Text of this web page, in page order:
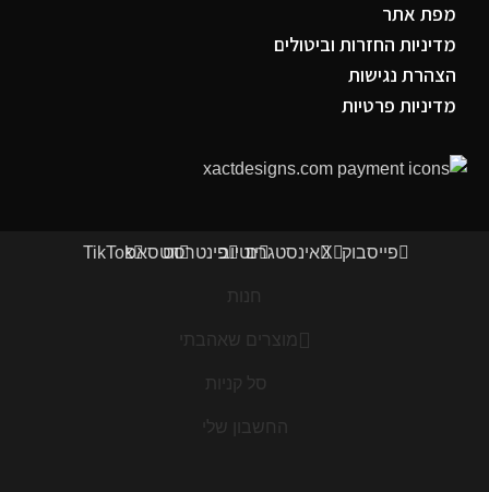
מפת אתר
מדיניות החזרות וביטולים
הצהרת נגישות
מדיניות פרטיות
פייסבוק XאינסטגרםיוטיובפינטרסטווטסאפTikTok
חנות
מוצרים שאהבתי
סל קניות
החשבון שלי